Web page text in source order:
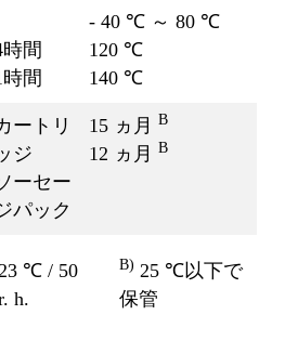
時間
時間
- 40 ℃ ～ 80 ℃
120 ℃
140 ℃
ートリ
ジ
ーセー
パック
15 ヵ月 B
12 ヵ月 B
℃ / 50
h.
B) 25 ℃以下で
保管